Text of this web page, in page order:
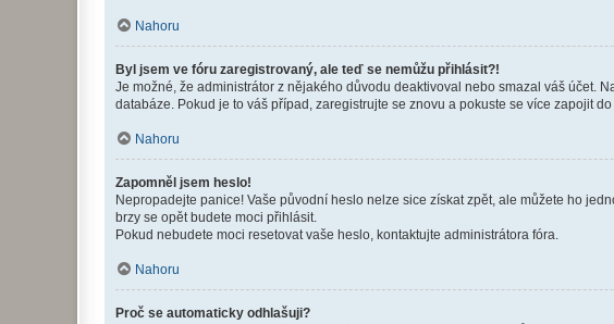
Nahoru
Byl jsem ve fóru zaregistrovaný, ale teď se nemůžu přihlásit?!
Je možné, že administrátor z nějakého důvodu deaktivoval nebo smazal váš účet.
databáze. Pokud je to váš případ, zaregistrujte se znovu a pokuste se více zapojit do
Nahoru
Zapomněl jsem heslo!
Nepropadejte panice! Vaše původní heslo nelze sice získat zpět, ale můžete ho
brzy se opět budete moci přihlásit.
Pokud nebudete moci resetovat vaše heslo, kontaktujte administrátora fóra.
Nahoru
Proč se automaticky odhlašuji?